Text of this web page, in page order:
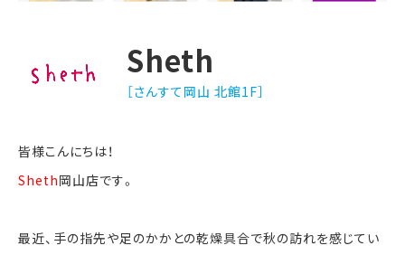
Sheth
［さんすて岡山 北館1F］
皆様こんにちは！
Sheth岡山店です。
最近、手の指先や足のかかとの乾燥具合で秋の訪れを感じてい